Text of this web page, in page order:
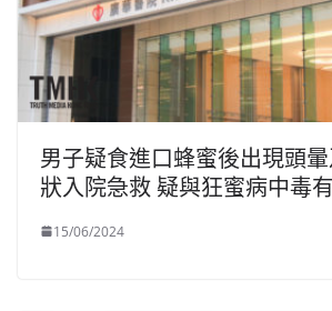
男子疑食進口蜂蜜後出現頭
狀入院急救 疑與狂蜜病中毒
15/06/2024